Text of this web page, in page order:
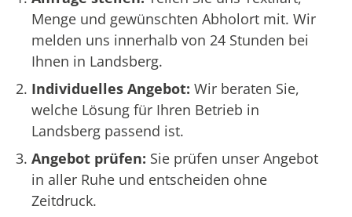
Menge und gewünschten Abholort mit. Wir
melden uns innerhalb von 24 Stunden bei
Ihnen in Landsberg.
Individuelles Angebot: Wir beraten Sie,
welche Lösung für Ihren Betrieb in
Landsberg passend ist.
Angebot prüfen: Sie prüfen unser Angebot
in aller Ruhe und entscheiden ohne
Zeitdruck.